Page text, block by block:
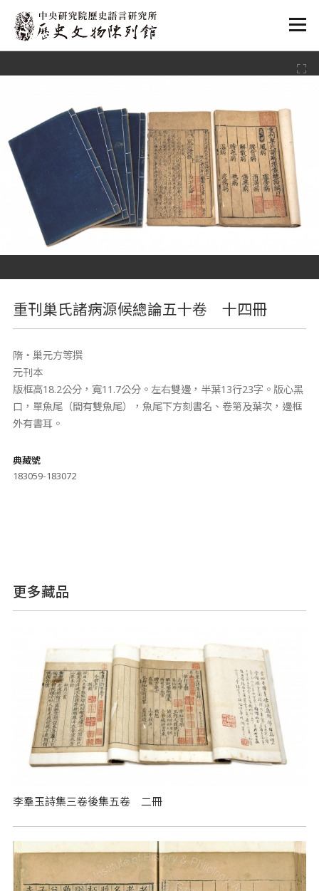
:::
重刊巢氏諸病源候總論五十卷 十四冊
隋‧巢元方等撰
元刊本
版框高18.2公分，寬11.7公分。左右雙邊，半葉13行23字。版心黑
口，單魚尾（間有雙魚尾），魚尾下方刻書名、卷第及葉次，邊框
外有書耳。
典藏號
183059-183072
更多藏品
李羣玉詩集三卷後集五卷 二冊